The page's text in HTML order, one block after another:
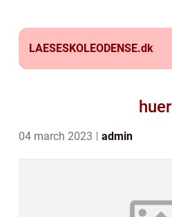
LAESESKOLEODENSE.dk
huer
04 march 2023 admin